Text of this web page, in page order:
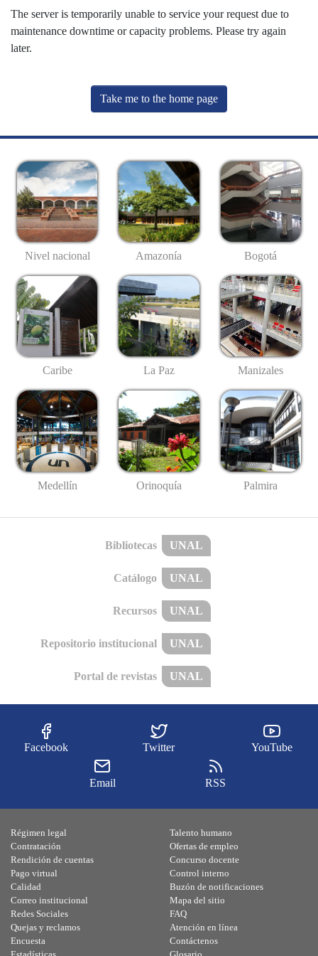
The server is temporarily unable to service your request due to
maintenance downtime or capacity problems. Please try again
later.
Take me to the home page
Nivel nacional Amazonía Bogotá
Caribe La Paz Manizales
Medellín Orinoquía Palmira
Bibliotecas UNAL
Catálogo UNAL
Recursos UNAL
Repositorio institucional UNAL
Portal de revistas UNAL
Facebook Twitter YouTube
Email RSS
Régimen legal
Contratación
Rendición de cuentas
Pago virtual
Calidad
Talento humano
Ofertas de empleo
Concurso docente
Control interno
Buzón de notificaciones
Correo institucional
Redes Sociales
Quejas y reclamos
Encuesta
Mapa del sitio
FAQ
Atención en línea
Contáctenos